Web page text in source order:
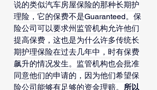
说的类似汽车房屋保险的那种长期护
理险，它的保费不是Guaranteed。保
险公司可以要求州监管机构允许他们
提高保费，这也是为什么许多传统长
期护理保险在过去几年中，时有保费
飙升的情况发生。监管机构也会批准
同意他们的申请的，因为他们希望保
险公司能够有足够的资金理赔。 所以